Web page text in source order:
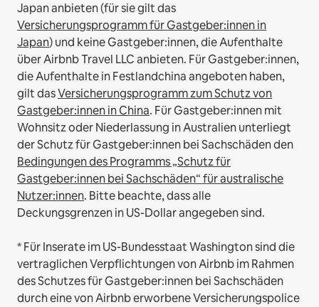
Japan anbieten (für sie gilt das
Versicherungsprogramm für Gastgeber:innen in
Japan) und keine Gastgeber:innen, die Aufenthalte
über Airbnb Travel LLC anbieten. Für Gastgeber:innen,
die Aufenthalte in Festlandchina angeboten haben,
gilt dasVersicherungsprogramm zum Schutz von
Gastgeber:innen in China. Für Gastgeber:innen mit
Wohnsitz oder Niederlassung in Australien unterliegt
der Schutz für Gastgeber:innen bei Sachschäden den
Bedingungen des Programms „Schutz für
Gastgeber:innen bei Sachschäden“ für australische
Nutzer:innen. Bitte beachte, dass alle
Deckungsgrenzen in US-Dollar angegeben sind.
* Für Inserate im US-Bundesstaat Washington sind die
vertraglichen Verpflichtungen von Airbnb im Rahmen
des Schutzes für Gastgeber:innen bei Sachschäden
durch eine von Airbnb erworbene Versicherungspolice